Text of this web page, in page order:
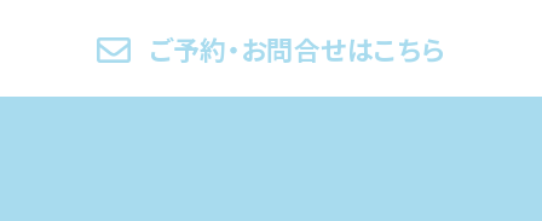
ご予約・お問合せはこちら